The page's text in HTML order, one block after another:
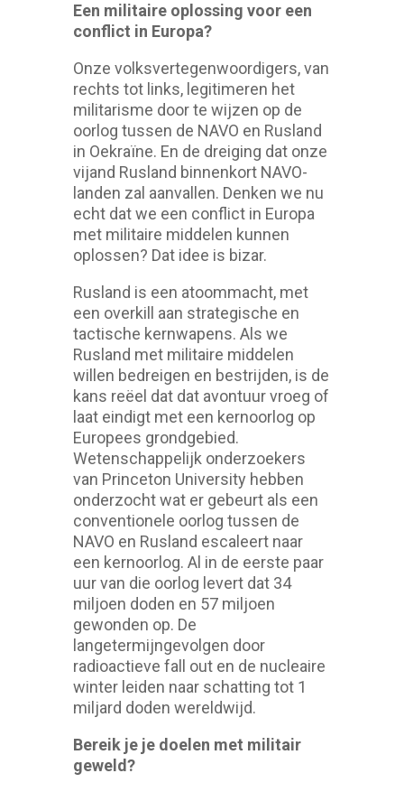
Een militaire oplossing voor een
conflict in Europa?
Onze volksvertegenwoordigers, van
rechts tot links, legitimeren het
militarisme door te wijzen op de
oorlog tussen de NAVO en Rusland
in Oekraïne. En de dreiging dat onze
vijand Rusland binnenkort NAVO-
landen zal aanvallen. Denken we nu
echt dat we een conflict in Europa
met militaire middelen kunnen
oplossen? Dat idee is bizar.
Rusland is een atoommacht, met
een overkill aan strategische en
tactische kernwapens. Als we
Rusland met militaire middelen
willen bedreigen en bestrijden, is de
kans reëel dat dat avontuur vroeg of
laat eindigt met een kernoorlog op
Europees grondgebied.
Wetenschappelijk onderzoekers
van Princeton University hebben
onderzocht wat er gebeurt als een
conventionele oorlog tussen de
NAVO en Rusland escaleert naar
een kernoorlog. Al in de eerste paar
uur van die oorlog levert dat 34
miljoen doden en 57 miljoen
gewonden op. De
langetermijngevolgen door
radioactieve fall out en de nucleaire
winter leiden naar schatting tot 1
miljard doden wereldwijd.
Bereik je je doelen met militair
geweld?